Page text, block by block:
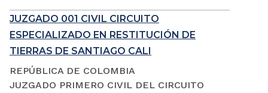
JUZGADO 001 CIVIL CIRCUITO
ESPECIALIZADO EN RESTITUCIÓN DE
TIERRAS DE SANTIAGO CALI
REPÚBLICA DE COLOMBIA
JUZGADO PRIMERO CIVIL DEL CIRCUITO